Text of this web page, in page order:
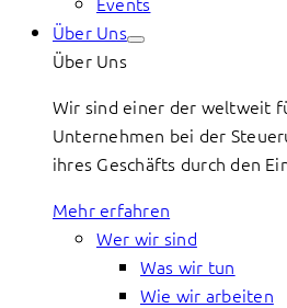
Über Uns
Über Uns
Wir sind einer der weltweit
Unternehmen bei der
ihres Geschäfts durch den
Mehr erfahren
Wer wir sind
Was wir tun
Wie wir arbeiten